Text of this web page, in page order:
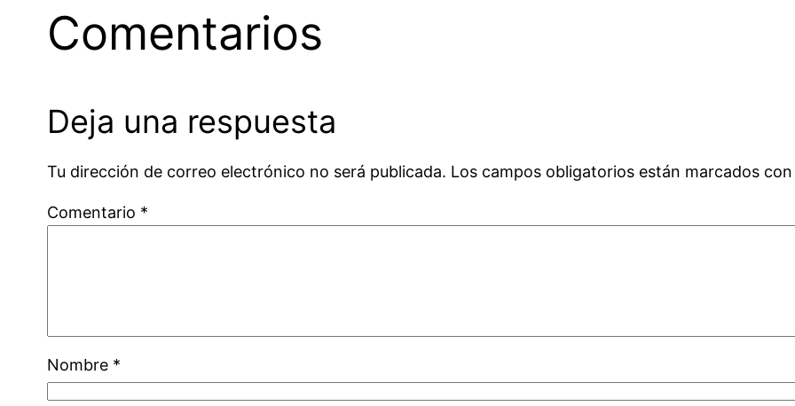
Comentarios
Deja una respuesta
Tu dirección de correo electrónico no será publicada. Los campos obligatorios están marcados
Comentario *
Nombre *